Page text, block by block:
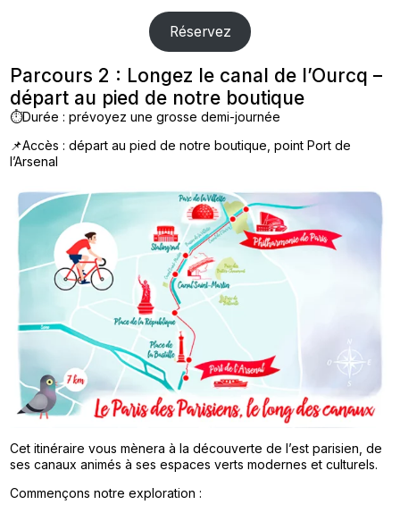
Réservez
Parcours 2 : Longez le canal de l’Ourcq –
départ au pied de notre boutique
⏱️Durée : prévoyez une grosse demi-journée
📌Accès : départ au pied de notre boutique, point Port de
l’Arsenal
Cet itinéraire vous mènera à la découverte de l’est parisien, de
ses canaux animés à ses espaces verts modernes et culturels.
Commençons notre exploration :